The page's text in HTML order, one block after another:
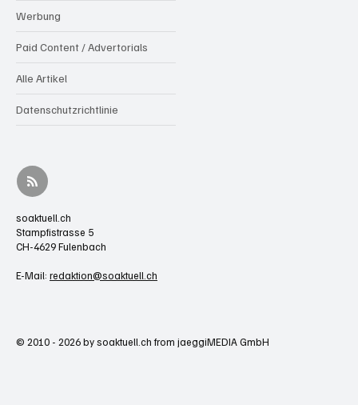
Werbung
Paid Content / Advertorials
Alle Artikel
Datenschutzrichtlinie
soaktuell.ch
Stampfistrasse 5
CH-4629 Fulenbach
E-Mail: redaktion@soaktuell.ch
© 2010 - 2026 by soaktuell.ch from jaeggiMEDIA GmbH